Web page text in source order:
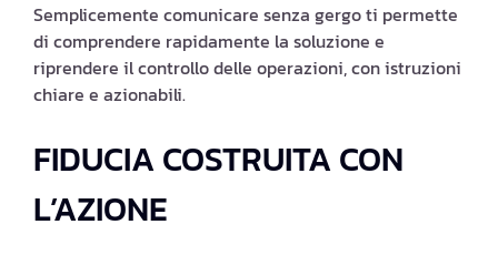
Semplicemente comunicare senza gergo ti permette
di comprendere rapidamente la soluzione e
riprendere il controllo delle operazioni, con istruzioni
chiare e azionabili.
FIDUCIA COSTRUITA CON
L’AZIONE